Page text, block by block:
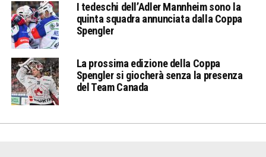
I tedeschi dell’Adler Mannheim sono la
quinta squadra annunciata dalla Coppa
Spengler
La prossima edizione della Coppa
Spengler si giocherà senza la presenza
del Team Canada